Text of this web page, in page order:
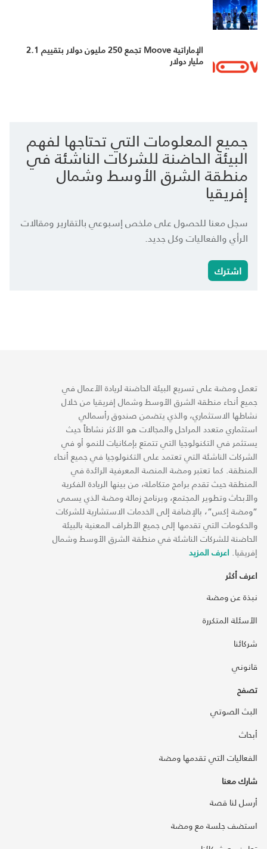
الإماراتية Moove تجمع 250 مليون دولار بتقييم 2.1
مليار دولار
جميع المعلومات التي تحتاجها لفهم
البيئة الحاضنة للشركات الناشئة في
منطقة الشرق الأوسط وشمال
إفريقيا
سجل معنا للحصول على ملخص إسبوعي بالتقارير ومقالات
الرأي والفعاليات وكل جديد.
اشترك
تعمل ومضة على تسريع البيئة الحاضنة لريادة الأعمال في
جميع أنحاء منطقة الشرق الأوسط وشمال إفريقيا من خلال
نشاطها الاستثماري، والذي يتضمن صندوق رأسمالي
استثماري متعدد المراحل والمجالات هو الأكثر نشاطاً حيث
يستثمر في التكنولوجيا التي تتمتع بإمكانيات للنمو أو في
الشركات الناشئة التي تعتمد على التكنولوجيا في جميع أنحاء
المنطقة. كما تعتبر ومضة المنصة المعرفية الرائدة في
المنطقة حيث تقدم برامج متكاملة، من بينها الريادة الفكرية
والأبحاث وتطوير المجتمع، وبرنامج زمالة ومضة الذي يسمى
“ومضة إكس“، بالإضافة إلى الخدمات الاستشارية للشركات
والحكومات التي تقدمها إلى جميع الأطراف المعنية بالبيئة
الحاضنة للشركات الناشئة في منطقة الشرق الأوسط وشمال
إفريقيا. اعرف المزيد
اعرف أكثر
نبذة عن ومضة
الأسئلة المتكررة
شركائنا
قانوني
تصفح
البث الصوتي
أبحاث
الفعاليات التي تقدمها ومضة
شارك معنا
أرسل لنا قصة
استضف جلسة مع ومضة